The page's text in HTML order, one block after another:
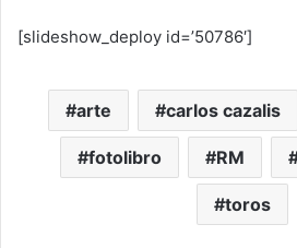
[slideshow_deploy id=’50786′]
arte carlos cazalis
fotolibro RM
toros